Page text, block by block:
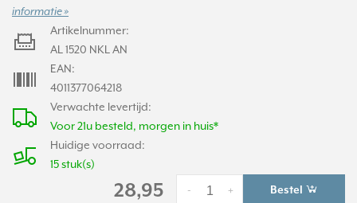
informatie »
Verwachte levertijd:
Voor 21u besteld, morgen in huis*
Huidige voorraad:
15 stuk(s)
Artikelnummer:
AL 1520 NKL AN
EAN:
4011377064218
28,95 +
- Bestel